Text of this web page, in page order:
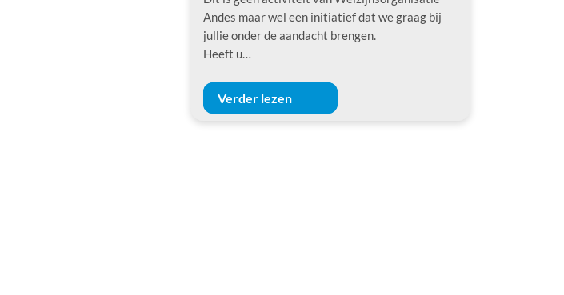
Andes maar wel een initiatief dat we graag bij
jullie onder de aandacht brengen.
Heeft u…
Verder lezen